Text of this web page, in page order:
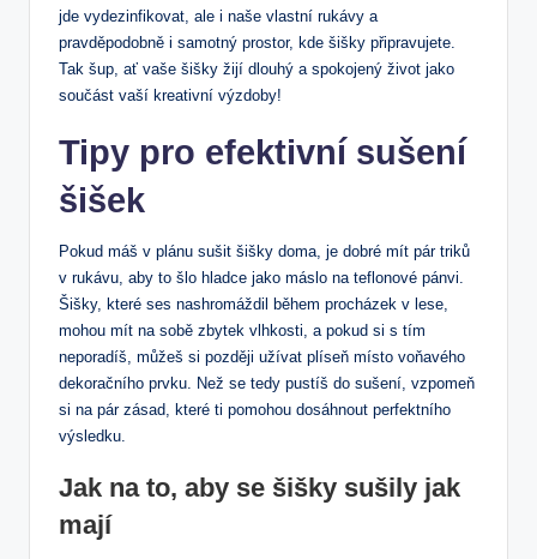
jde vydezinfikovat, ale i naše vlastní rukávy a
pravděpodobně i samotný prostor, kde šišky připravujete.
Tak šup, ať vaše šišky žijí dlouhý a spokojený život jako
součást vaší kreativní výzdoby!
Tipy pro efektivní sušení
šišek
Pokud máš v plánu sušit šišky doma, je dobré mít pár triků
v rukávu, aby to šlo hladce jako máslo na teflonové pánvi.
Šišky, které ses nashromáždil během procházek v lese,
mohou mít na sobě zbytek vlhkosti, a pokud si s tím
neporadíš, můžeš si později užívat plíseň místo voňavého
dekoračního prvku. Než se tedy pustíš do sušení, vzpomeň
si na pár zásad, které ti pomohou dosáhnout perfektního
výsledku.
Jak na to, aby se šišky sušily jak
mají